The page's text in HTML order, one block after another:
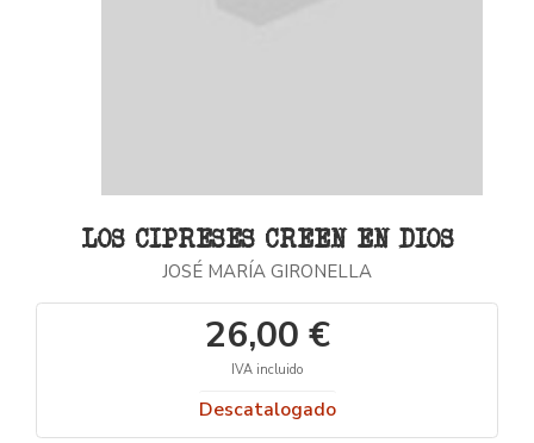
LOS CIPRESES CREEN EN DIOS
JOSÉ MARÍA GIRONELLA
26,00 €
IVA incluido
Descatalogado